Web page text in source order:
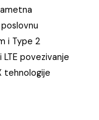
i Type 2
povezivanje
tehnologije